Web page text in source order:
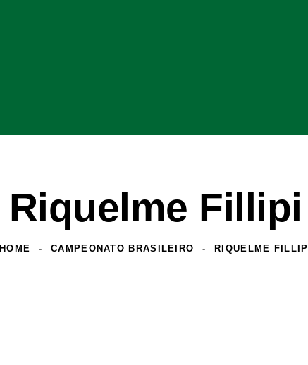
Riquelme Fillipi
HOME CAMPEONATO BRASILEIRO RIQUELME FILLIPI